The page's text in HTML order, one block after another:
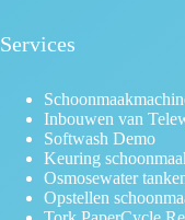
Services
Inbouwen van
Softwash Demo
Keuring
Osmosewater
Opstellen